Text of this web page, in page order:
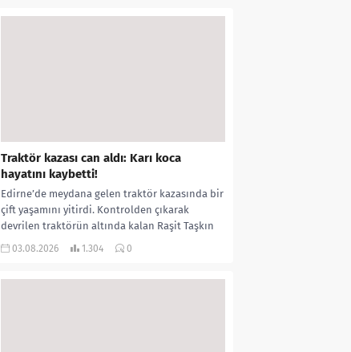
Traktör kazası can aldı: Karı koca
hayatını kaybetti!
Edirne’de meydana gelen traktör kazasında bir
çift yaşamını yitirdi. Kontrolden çıkarak
devrilen traktörün altında kalan Raşit Taşkın
ile eşi Fatma...
03.08.2026 1.304 0